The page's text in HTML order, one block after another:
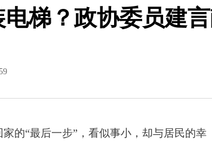
梯？政协委员建
的“最后一步”，看似事小，却与居民的幸